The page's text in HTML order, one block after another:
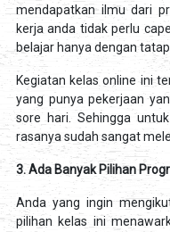
mendapatkan ilmu dari
kerja anda tidak perlu
belajar hanya dengan
Kegiatan kelas online ini
yang punya pekerjaan
sore hari. Sehingga
rasanya sudah sangat
3. Ada Banyak Pilihan
Anda yang ingin
pilihan kelas ini